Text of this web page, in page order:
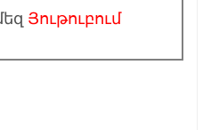
Յութուբում